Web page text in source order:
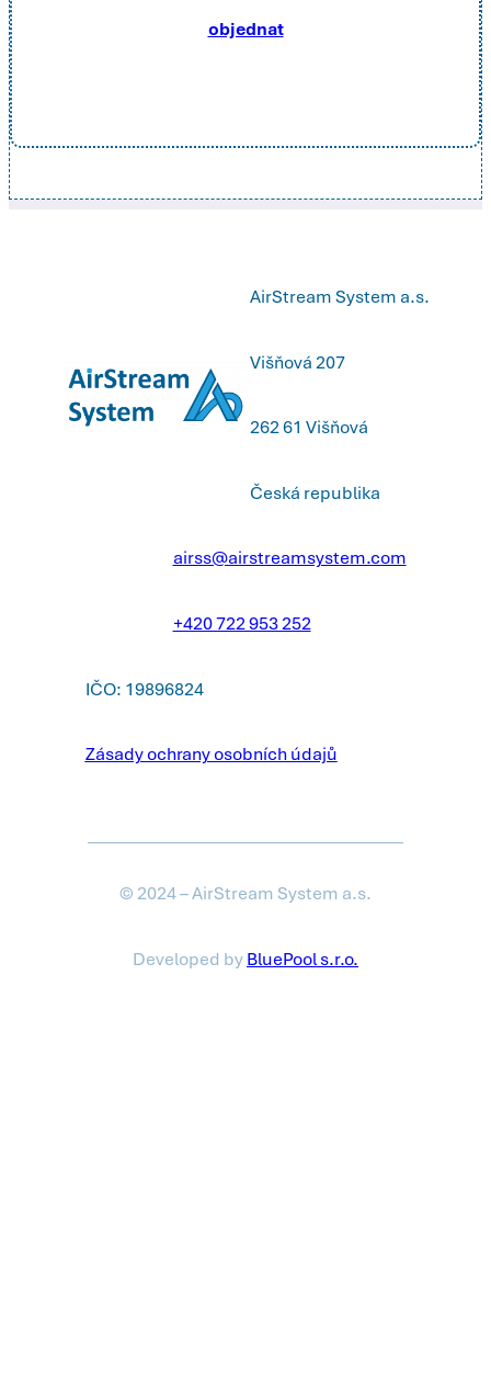
objednat
AirStream System a.s.
Višňová 207
262 61 Višňová
Česká republika
airss@airstreamsystem.com
+420 722 953 252
IČO: 19896824
Zásady ochrany osobních údajů
© 2024 – AirStream System a.s.
Developed byBluePool s.r.o.